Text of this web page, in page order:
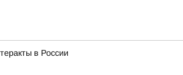
в России